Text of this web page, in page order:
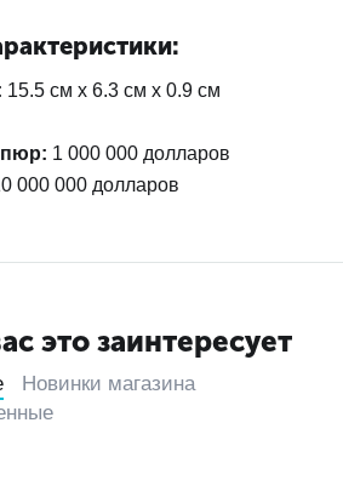
15.5 см х 6.3 см х 0.9 см
1 000 000 долларов
000 000 долларов
это заинтересует
Новинки магазина